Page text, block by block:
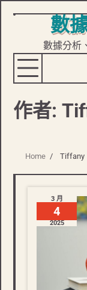
Skip
content
數
數據分析
作者:
Home Tiffany
3 月
4
2025